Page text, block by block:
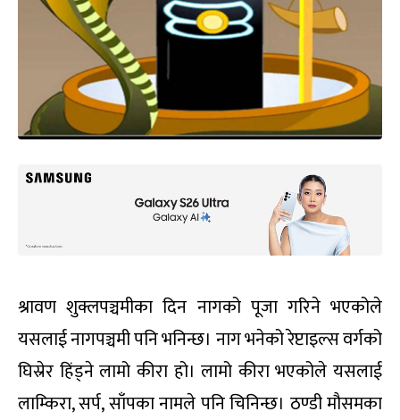
श्रावण शुक्लपञ्चमीका दिन नागको पूजा गरिने भएकोले
यसलाई नागपञ्चमी पनि भनिन्छ। नाग भनेको रेप्टाइल्स वर्गको
घिस्रेर हिंड्ने लामो कीरा हो। लामो कीरा भएकोले यसलाई
लाम्किरा, सर्प, साँपका नामले पनि चिनिन्छ। ठण्डी मौसमका